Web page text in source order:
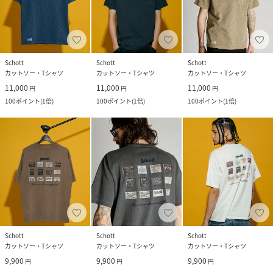
Schott
カットソー・Tシャツ
11,000 円
100ポイント(1倍)
Schott
カットソー・Tシャツ
11,000 円
100ポイント(1倍)
Schott
カットソー・Tシャツ
11,000 円
100ポイント(1倍)
Schott
カットソー・Tシャツ
9,900 円
Schott
カットソー・Tシャツ
9,900 円
Schott
カットソー・Tシャツ
9,900 円